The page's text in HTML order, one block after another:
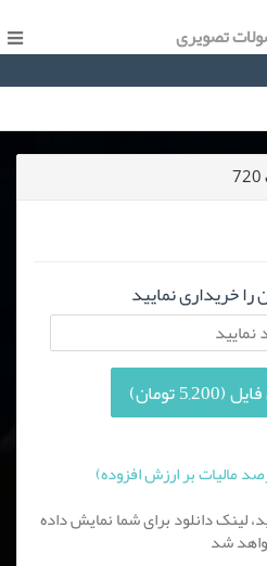
تصویری
را خریداری نمایید
تومان)
لینک دانلود برای شما نمایش داده
شد